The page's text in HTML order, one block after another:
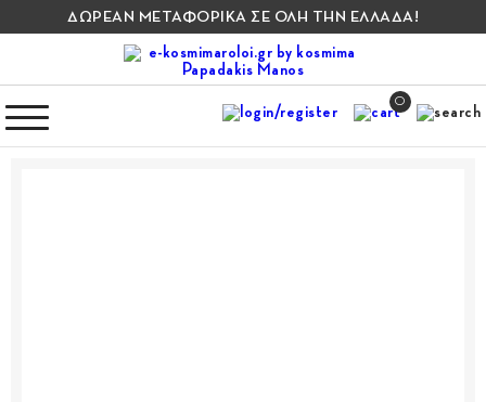
ΔΩΡΕΑΝ ΜΕΤΑΦΟΡΙΚΑ ΣΕ ΟΛΗ ΤΗΝ ΕΛΛΑΔΑ!
0